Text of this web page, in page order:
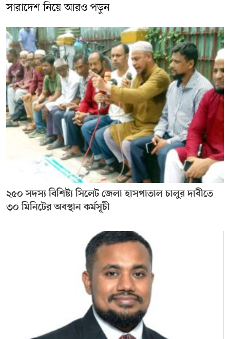
সারাদেশ নিয়ে আরও পড়ুন
২৫০ সদস্য বিশিষ্ট্য সিলেট জেলা হাসপাতাল চালুর দাবীতে
৩০ মিনিটের অবস্থান কর্মসূচী